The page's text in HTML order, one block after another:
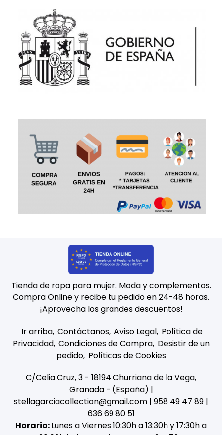
Tienda de ropa para mujer. Moda y complementos.
Compra Online y recibe tu pedido en 24-48 horas.
¡Aprovecha los grandes descuentos!
Ir arriba Contáctanos Aviso Legal Política de
Privacidad Condiciones de Compra Desistir de un
pedido Políticas de Cookies
C/Celia Cruz, 3 - 18194 Churriana de la Vega,
Granada - (España) |
stellagarciacollection@gmail.com | 958 49 47 89 |
636 69 80 51
Horario:Lunes a Viernes 10:30h a 13:30h y 17:30h a